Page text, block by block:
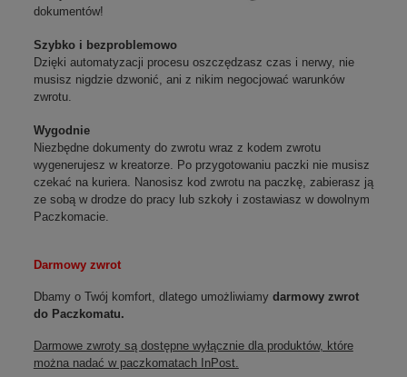
dokumentów!
Szybko i bezproblemowo
Dzięki automatyzacji procesu oszczędzasz czas i nerwy, nie
musisz nigdzie dzwonić, ani z nikim negocjować warunków
zwrotu.
Wygodnie
Niezbędne dokumenty do zwrotu wraz z kodem zwrotu
wygenerujesz w kreatorze. Po przygotowaniu paczki nie musisz
czekać na kuriera. Nanosisz kod zwrotu na paczkę, zabierasz ją
ze sobą w drodze do pracy lub szkoły i zostawiasz w dowolnym
Paczkomacie.
Darmowy zwrot
Dbamy o Twój komfort, dlatego umożliwiamy darmowy zwrot
do Paczkomatu.
Darmowe zwroty są dostępne wyłącznie dla produktów, które
można nadać w paczkomatach InPost.